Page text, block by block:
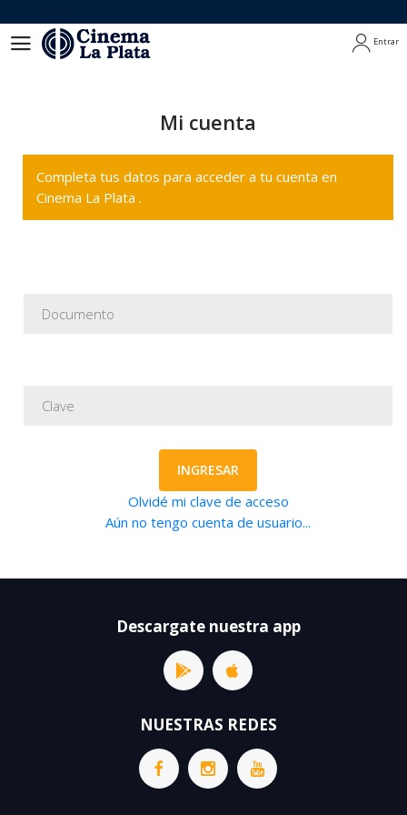
Entrar
Mi cuenta
Completa tus datos para acceder a tu cuenta en
Cinema La Plata .
INGRESAR
Olvidé mi clave de acceso
Aún no tengo cuenta de usuario...
Descargate nuestra app
NUESTRAS REDES